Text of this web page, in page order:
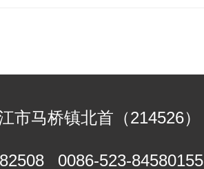
市马桥镇北首（214526）
0086-523-84580155